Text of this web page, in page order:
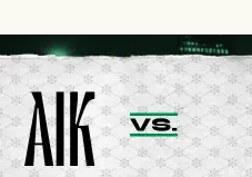
lyckades få in 2-0.